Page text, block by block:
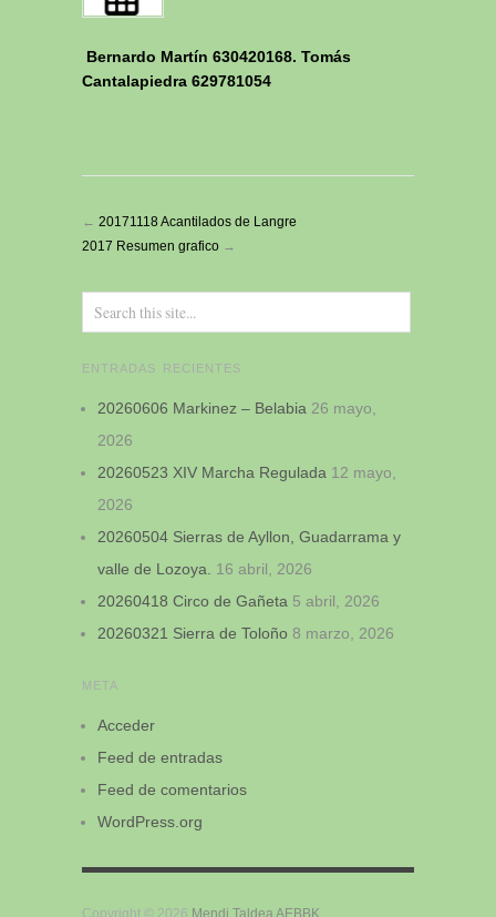
Bernardo Martín 630420168. Tomás
Cantalapiedra 629781054
← 20171118 Acantilados de Langre
2017 Resumen grafico →
ENTRADAS RECIENTES
20260606 Markinez – Belabia 26 mayo,
2026
20260523 XIV Marcha Regulada 12 mayo,
2026
20260504 Sierras de Ayllon, Guadarrama y
valle de Lozoya.
16 abril, 2026
20260418 Circo de Gañeta 5 abril, 2026
20260321 Sierra de Toloño 8 marzo, 2026
META
Acceder
Feed de entradas
Feed de comentarios
WordPress.org
Copyright © 2026 Mendi Taldea AEBBK